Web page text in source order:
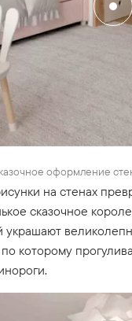
оформление
на стенах
сказочное
украшают
которому